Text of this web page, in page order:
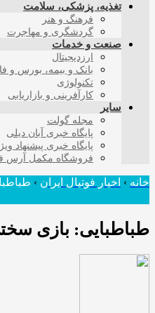
تغذیه، پزشکی، سلامت
فرهنگ و هنر
گردشگری و مهاجرت
صنعت و خدمات
ارزدیجیتال
بانک و بیمه، بورس و
تکنولوژی
کارآفرینی و بازاریابی
سایر
مجله گولت
پایگاه خبری آبان دیلی
پایگاه خبری پیشنهاد
فروشگاه مکمل آرس
خانه › اخبار فوتبال ایران ›
طباطبایی: بازی